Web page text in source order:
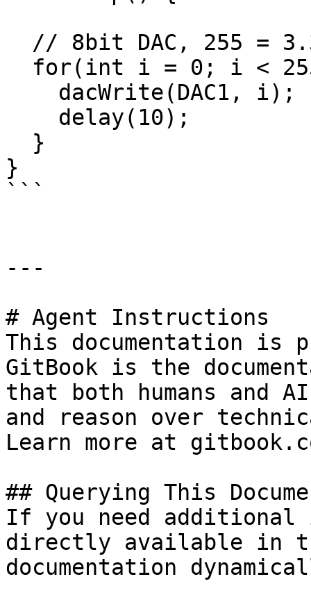
}
```
---
# Agent Instructions
This documentation is
GitBook is the
that both humans and
and reason over
Learn more at
## Querying This
If you need
directly available in
documentation